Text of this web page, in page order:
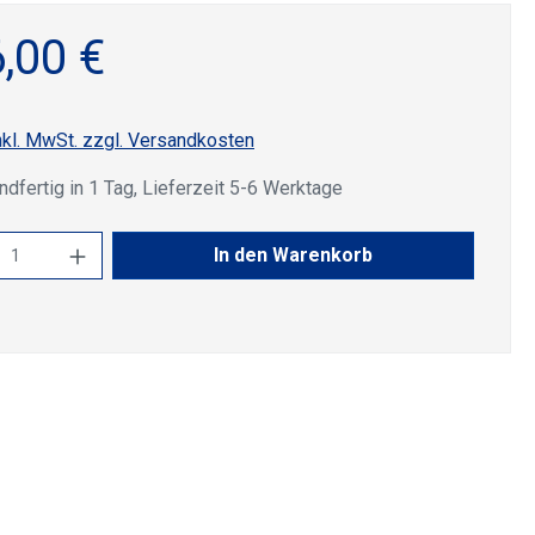
€
MwSt. zzgl. Versandkosten
in 1 Tag, Lieferzeit 5-6 Werktage
Anzahl: Gib den gewünschten Wert
In den Warenkorb